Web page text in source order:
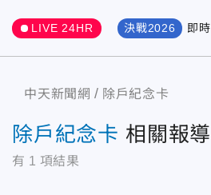
LIVE 24HR 決戰2026 即時
中天新聞網 除戶紀念卡
除戶紀念卡 相關報導
有 1 項結果